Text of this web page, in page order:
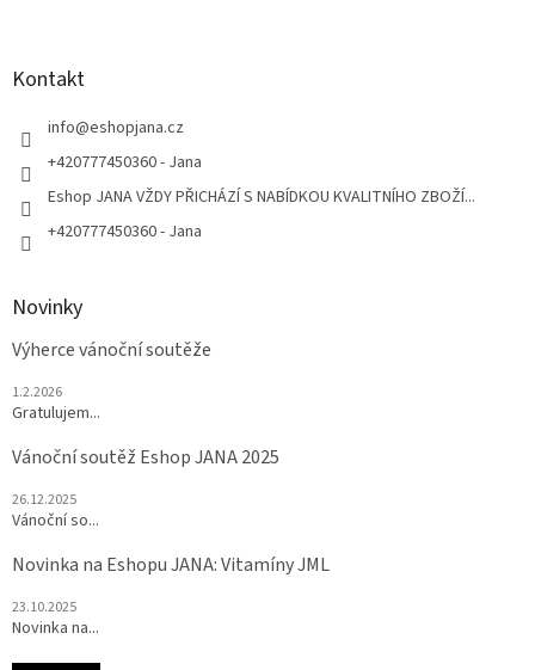
Kontakt
info@eshopjana.cz
+420777450360 - Jana
Eshop JANA VŽDY PŘICHÁZÍ S NABÍDKOU KVALITNÍHO ZBOŽÍ...
+420777450360 - Jana
Novinky
Výherce vánoční soutěže
1.2.2026
Gratulujem...
Vánoční soutěž Eshop JANA 2025
26.12.2025
Vánoční so...
Novinka na Eshopu JANA: Vitamíny JML
23.10.2025
Novinka na...